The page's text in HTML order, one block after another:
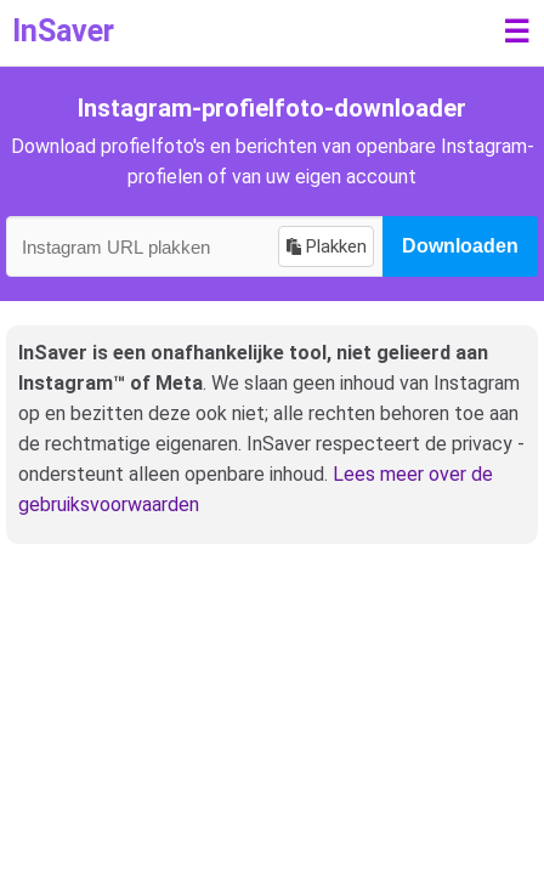
InSaver ☰
Instagram-profielfoto-downloader
Download profielfoto's en berichten van openbare Instagram-
profielen of van uw eigen account
Plakken Downloaden
InSaver is een onafhankelijke tool, niet gelieerd aan
Instagram™ of Meta. We slaan geen inhoud van Instagram
op en bezitten deze ook niet; alle rechten behoren toe aan
de rechtmatige eigenaren. InSaver respecteert de privacy -
ondersteunt alleen openbare inhoud. Lees meer over de
gebruiksvoorwaarden